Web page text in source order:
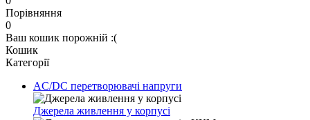
Порівняння
0
Ваш кошик порожній :(
Кошик
Категорії
AC/DC перетворювачі напруги
Джерела живлення у корпусі